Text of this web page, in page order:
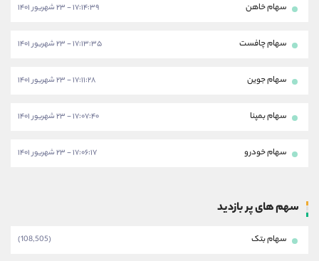
سهام خاهن ۱۷:۱۴:۳۹ - ۲۳ شهریور ۱۴۰۱
سهام چافست ۱۷:۱۳:۳۵ - ۲۳ شهریور ۱۴۰۱
سهام جوین ۱۷:۱۱:۲۸ - ۲۳ شهریور ۱۴۰۱
سهام بمپنا ۱۷:۰۷:۴۰ - ۲۳ شهریور ۱۴۰۱
سهام خودرو ۱۷:۰۶:۱۷ - ۲۳ شهریور ۱۴۰۱
سهم های پر بازدید
سهام بتک (108,505)